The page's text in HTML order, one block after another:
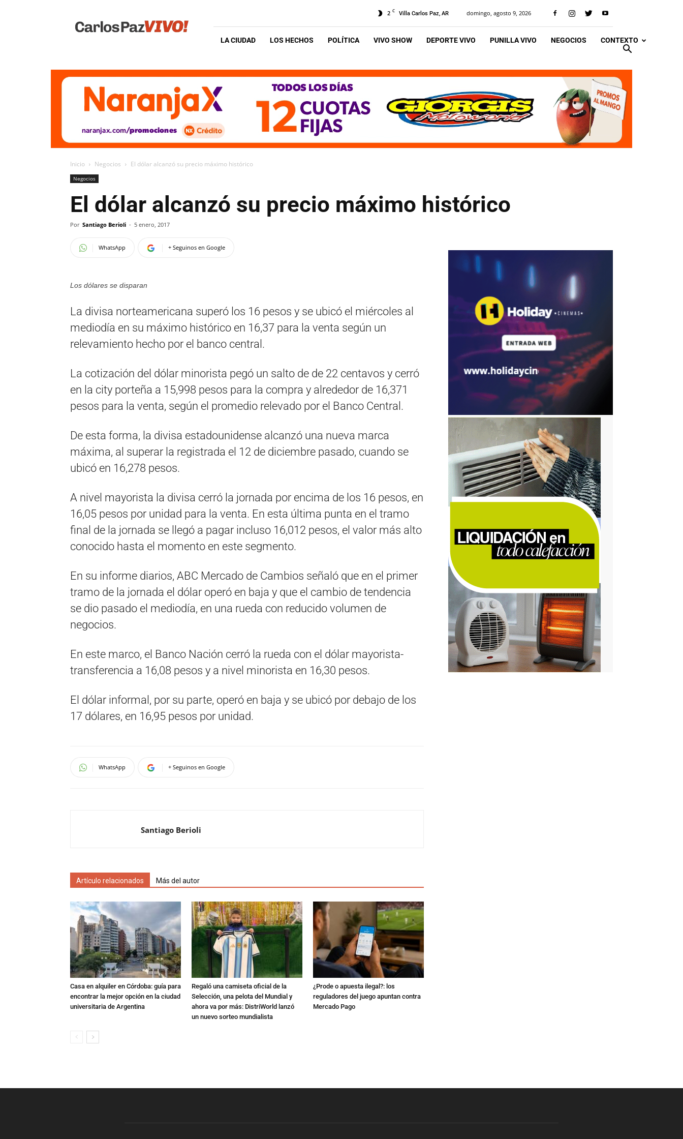
Vivo
2 C Villa Carlos Paz, AR domingo, agosto 9, 2026
LA CIUDAD LOS HECHOS POLÍTICA VIVO SHOW DEPORTE VIVO PUNILLA VIVO NEGOCIOS CONTEXTO
Inicio Negocios El dólar alcanzó su precio máximo histórico
Negocios
El dólar alcanzó su precio máximo histórico
Por Santiago Berioli - 5 enero, 2017
WhatsApp + Seguinos en Google
Los dólares se disparan
La divisa norteamericana superó los 16 pesos y se ubicó el miércoles al
mediodía en su máximo histórico en 16,37 para la venta según un
relevamiento hecho por el banco central.
La cotización del dólar minorista pegó un salto de de 22 centavos y cerró
en la city porteña a 15,998 pesos para la compra y alrededor de 16,371
pesos para la venta, según el promedio relevado por el Banco Central.
De esta forma, la divisa estadounidense alcanzó una nueva marca
máxima, al superar la registrada el 12 de diciembre pasado, cuando se
ubicó en 16,278 pesos.
A nivel mayorista la divisa cerró la jornada por encima de los 16 pesos, en
16,05 pesos por unidad para la venta. En esta última punta en el tramo
final de la jornada se llegó a pagar incluso 16,012 pesos, el valor más alto
conocido hasta el momento en este segmento.
En su informe diarios, ABC Mercado de Cambios señaló que en el primer
tramo de la jornada el dólar operó en baja y que el cambio de tendencia
se dio pasado el mediodía, en una rueda con reducido volumen de
negocios.
En este marco, el Banco Nación cerró la rueda con el dólar mayorista-
transferencia a 16,08 pesos y a nivel minorista en 16,30 pesos.
El dólar informal, por su parte, operó en baja y se ubicó por debajo de los
17 dólares, en 16,95 pesos por unidad.
WhatsApp + Seguinos en Google
Santiago Berioli
Artículo relacionados Más del autor
Casa en alquiler en Córdoba: guía para
encontrar la mejor opción en la ciudad
universitaria de Argentina
Regaló una camiseta oficial de la
Selección, una pelota del Mundial y
ahora va por más: DistriWorld lanzó
un nuevo sorteo mundialista
¿Prode o apuesta ilegal?: los
reguladores del juego apuntan contra
Mercado Pago